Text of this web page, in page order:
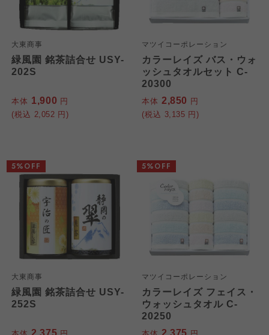
大東商事
緑風園 銘茶詰合せ USY-
202S
本体 1,900 円
(税込 2,052 円)
マツイコーポレーション
カラーレイズ バス・ウォ
ッシュタオルセット C-
20300
本体 2,850 円
(税込 3,135 円)
大東商事
緑風園 銘茶詰合せ USY-
252S
2,375
5%OFF
マツイコーポレーション
カラーレイズ フェイス・
ウォッシュタオル C-
20250
2,375
5%OFF